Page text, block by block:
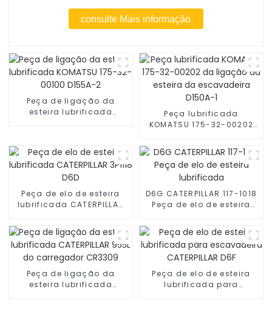
consulte Mais informação
Peça de ligação da
esteira lubrificada
Peça lubrificada
KOMATSU 175-32-00202
escavadeira D150A-1
Peça de elo de esteira
lubrificada CATERPILLAR
D6G ​​CATERPILLAR 117-1018
Peça de elo de esteira
Peça de ligação da
esteira lubrificada
Peça de elo de esteira
lubrificada para